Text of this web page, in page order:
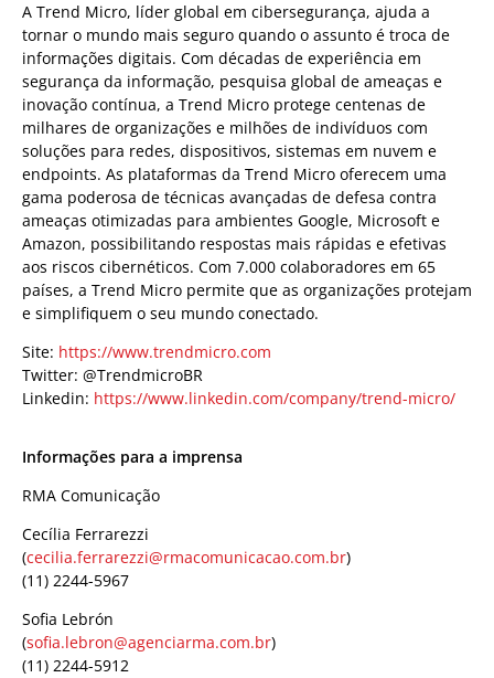
A Trend Micro, líder global em cibersegurança, ajuda a
tornar o mundo mais seguro quando o assunto é troca de
informações digitais. Com décadas de experiência em
segurança da informação, pesquisa global de ameaças e
inovação contínua, a Trend Micro protege centenas de
milhares de organizações e milhões de indivíduos com
soluções para redes, dispositivos, sistemas em nuvem e
endpoints. As plataformas da Trend Micro oferecem uma
gama poderosa de técnicas avançadas de defesa contra
ameaças otimizadas para ambientes Google, Microsoft e
Amazon, possibilitando respostas mais rápidas e efetivas
aos riscos cibernéticos. Com 7.000 colaboradores em 65
países, a Trend Micro permite que as organizações protejam
e simplifiquem o seu mundo conectado.
Site: https://www.trendmicro.com
Twitter: @TrendmicroBR
Linkedin: https://www.linkedin.com/company/trend-micro/
Informações para a imprensa
RMA Comunicação
Cecília Ferrarezzi
(cecilia.ferrarezzi@rmacomunicacao.com.br)
(11) 2244-5967
Sofia Lebrón
(sofia.lebron@agenciarma.com.br)
(11) 2244-5912